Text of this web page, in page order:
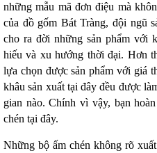
những mẫu mã đơn điệu mà
của đồ gốm Bát Tràng, đội ngũ
cho ra đời những sản phẩm với
hiếu và xu hướng thời đại. Hơn
lựa chọn được sản phẩm với giá
khâu sản xuất tại đây đều được
gian nào. Chính vì vậy, bạn
chén tại đây.
Những bộ ấm chén không rõ